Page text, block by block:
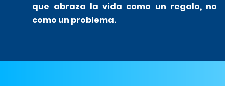
que abraza la vida como un regalo, no
como un problema.